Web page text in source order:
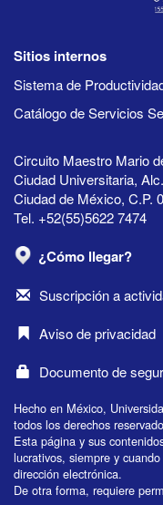
Sitios internos
Sistema de
Catálogo de Servicios
Circuito Maestro Mario
Ciudad Universitaria,
Ciudad de México, C.P.
Tel. +52(55)5622 7474
¿Cómo llegar?
Suscripción a
Aviso de privacidad
Documento de
Hecho en México,
todos los derechos
Esta página y sus
lucrativos, siempre y
dirección electrónica.
De otra forma, requiere